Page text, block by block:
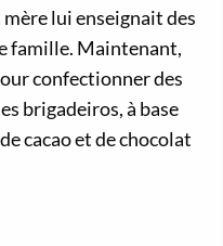
lui enseignait des
famille. Maintenant,
confectionner des
brigadeiros, à base
cacao et de chocolat